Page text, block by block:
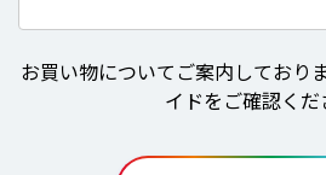
お買い物についてご案内しており
イドをご確認くだ